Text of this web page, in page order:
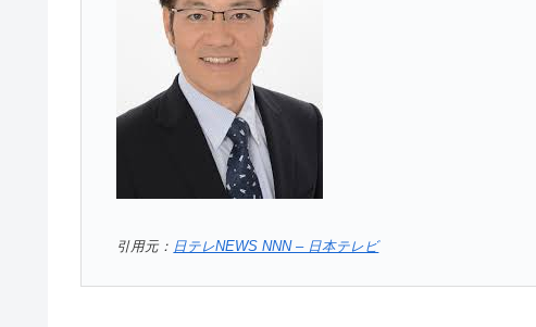
引用元： 日テレNEWS NNN – 日本テレビ